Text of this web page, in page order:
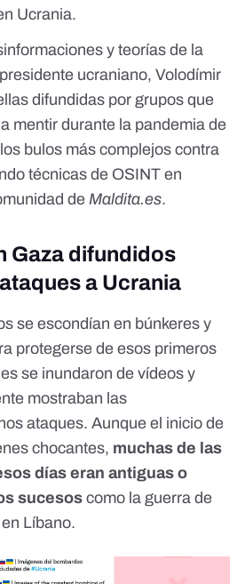
Ucrania.
y teorías de la
ucraniano, Volodímir
difundidas porgrupos que
mentir durante la pandemia de
bulos más complejos contra
técnicas de OSINT en
de Maldita.es.
Gaza difundidos
a Ucrania
se escondían en búnkeres y
protegerse de esos primeros
se inundaron de vídeos y
mostraban las
ataques. Aunque el inicio de
chocantes, muchas de las
días eran antiguas o
sucesos como la guerra de
Líbano.